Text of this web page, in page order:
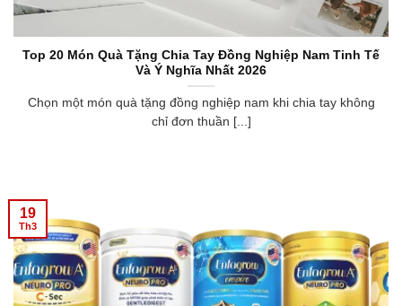
Top 20 Món Quà Tặng Chia Tay Đồng Nghiệp Nam Tinh Tế
Và Ý Nghĩa Nhất 2026
Chọn một món quà tặng đồng nghiệp nam khi chia tay không
chỉ đơn thuần [...]
19
Th3